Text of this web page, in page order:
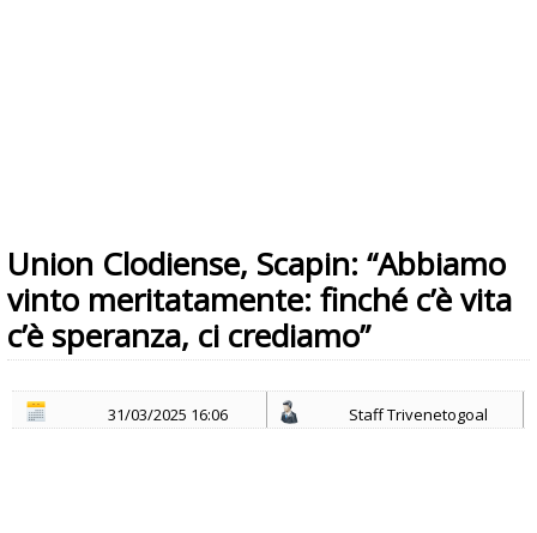
Union Clodiense, Scapin: “Abbiamo
vinto meritatamente: finché c’è vita
c’è speranza, ci crediamo”
31/03/2025 16:06 Staff Trivenetogoal